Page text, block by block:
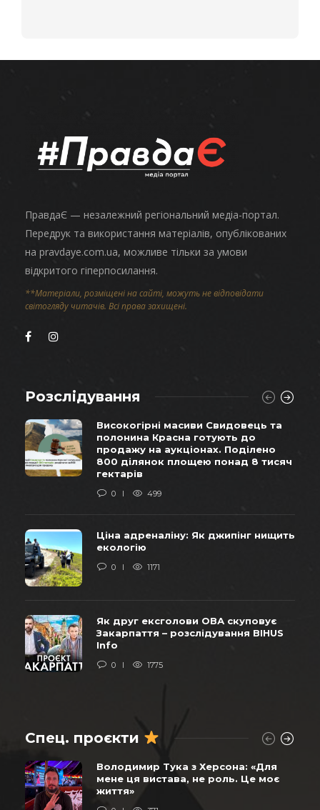
ПравдаЄ — незалежний регіональний медіа-портал.
Передрук та використання матеріалів, опублікованих
на pravdaye.com.ua, можливе тільки за умови
відкритого гіперпосилання.
**Матеріали, розміщені на сайті, можуть не відповідати
світогляду читачів. Всі права захищені.
Розслідування
Високогірні масиви Свидовець та
полонина Красна готують до
продажу на аукціонах. Поділено
800 ділянок площею понад 8 тисяч
гектарів
0 499
Ціна адреналіну: Як джипінг нищить
екологію
0 1171
Як друг ексголови ОВА скуповує
Закарпаття – розслідування BIHUS
Info
0 1775
Спец. проєкти
Володимир Тука з Херсона: «Для
мене ця вистава, не роль. Це моє
життя»